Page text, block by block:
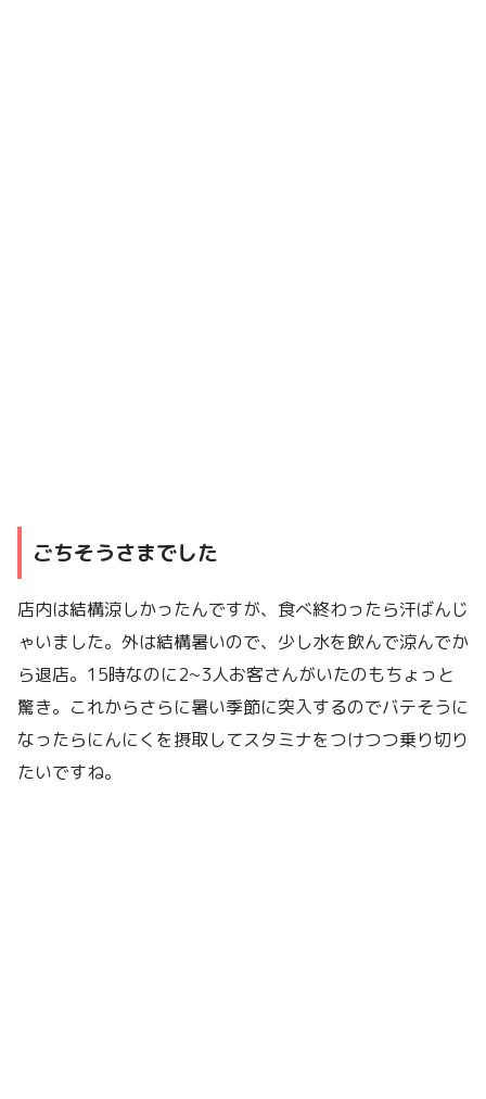
ごちそうさまでした
店内は結構涼しかったんですが、食べ終わったら汗ばんじ
ゃいました。外は結構暑いので、少し水を飲んで涼んでか
ら退店。15時なのに2~3人お客さんがいたのもちょっと
驚き。これからさらに暑い季節に突入するのでバテそうに
なったらにんにくを摂取してスタミナをつけつつ乗り切り
たいですね。